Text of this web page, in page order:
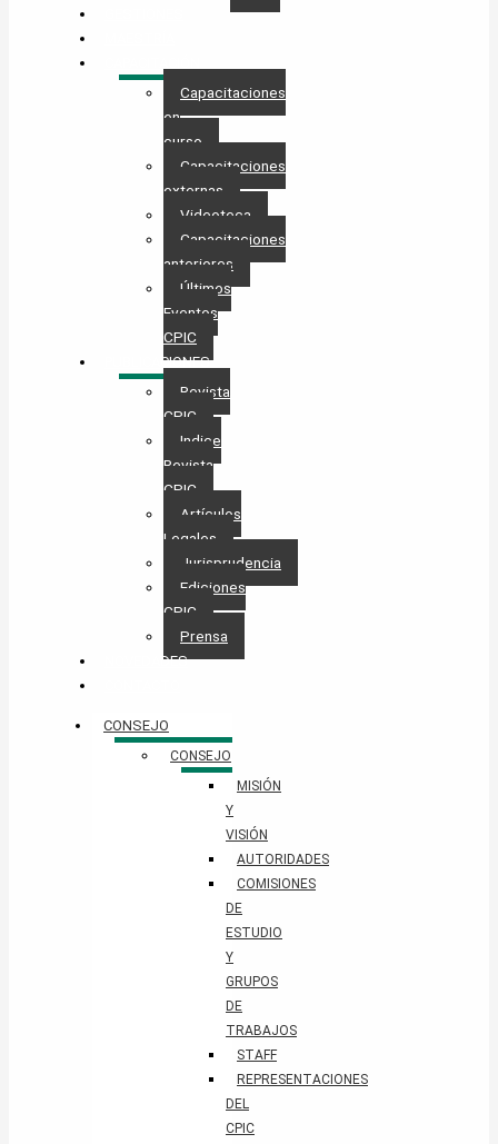
Capacitaciones
en
curso
Capacitaciones
externas
Videoteca
Capacitaciones
anteriores
Últimos
Eventos
CPIC
PUBLICACIONES
Revista
CPIC
Indice
Revista
CPIC
Artículos
Legales
Jurisprudencia
Ediciones
CPIC
Prensa
NOVEDADES
CONSEJO
CONSEJO
MISIÓN
Y
VISIÓN
AUTORIDADES
COMISIONES
DE
ESTUDIO
Y
GRUPOS
DE
TRABAJOS
STAFF
REPRESENTACIONES
DEL
CPIC